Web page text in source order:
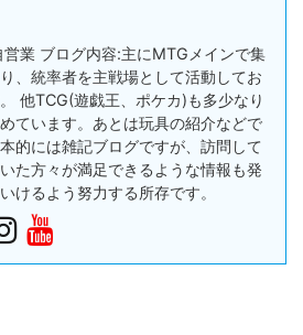
営業 ブログ内容:主にMTGメインで集
、統率者を主戦場として活動してお
他TCG(遊戯王、ポケカ)も多少なり
ています。あとは玩具の紹介などで
的には雑記ブログですが、訪問して
た方々が満足できるような情報も発
けるよう努力する所存です。